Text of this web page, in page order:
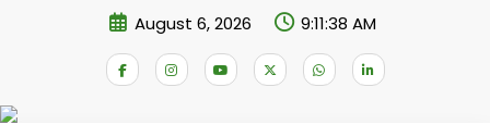
August 6, 2026 9:11:38 AM